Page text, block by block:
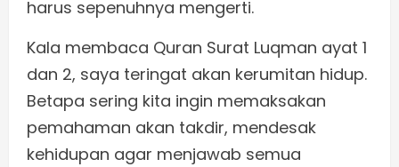
harus sepenuhnya mengerti.
Kala membaca Quran Surat Luqman ayat 1
dan 2, saya teringat akan kerumitan hidup.
Betapa sering kita ingin memaksakan
pemahaman akan takdir, mendesak
kehidupan agar menjawab semua